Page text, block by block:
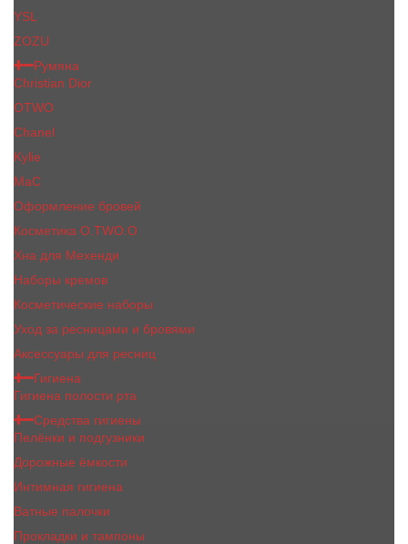
YSL
ZOZU
Румяна
Christian Dior
OTWO
Сhanеl
Kylie
MaC
Оформление бровей
Косметика O.TWO.O
Хна для Мехенди
Наборы кремов
Косметические наборы
Уход за ресницами и бровями
Аксессуары для ресниц
Гигиена
Гигиена полости рта
Средства гигиены
Пелёнки и подгузники
Дорожные ёмкости
Интимная гигиена
Ватные палочки
Прокладки и тампоны